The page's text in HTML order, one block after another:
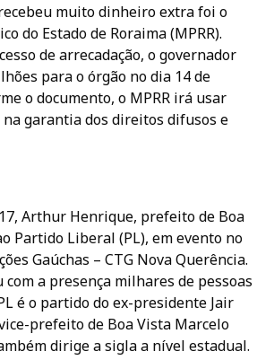
muito dinheiro extra foi o
do Estado de Roraima (MPRR).
de arrecadação, o governador
para o órgão no dia 14 de
o documento, o MPRR irá usar
na garantia dos direitos difusos e
Arthur Henrique, prefeito de Boa
Partido Liberal (PL), em evento no
Gaúchas – CTG Nova Querência.
com a presença milhares de pessoas
é o partido do ex-presidente Jair
prefeito de Boa Vista Marcelo
dirige a sigla a nível estadual.